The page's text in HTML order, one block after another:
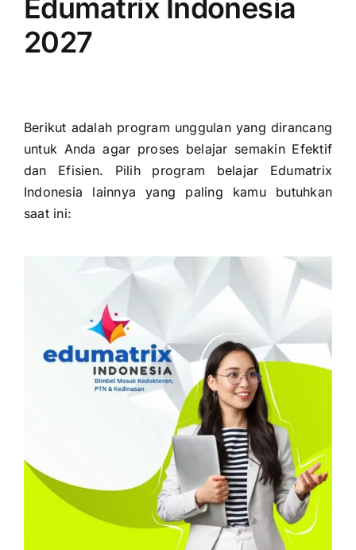
Edumatrix Indonesia
2027
Berikut adalah program unggulan yang dirancang
untuk Anda agar proses belajar semakin Efektif
dan Efisien. Pilih program belajar Edumatrix
Indonesia lainnya yang paling kamu butuhkan
saat ini: